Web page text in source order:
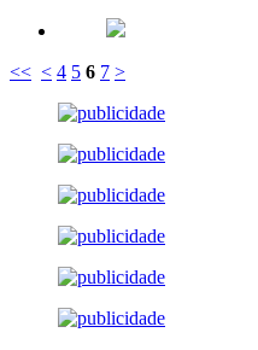
<< < 4 5 6 7 >